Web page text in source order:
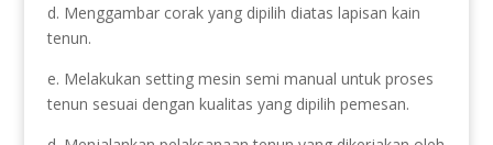
d. Menggambar corak yang dipilih diatas lapisan kain
tenun.
e. Melakukan setting mesin semi manual untuk proses
tenun sesuai dengan kualitas yang dipilih pemesan.